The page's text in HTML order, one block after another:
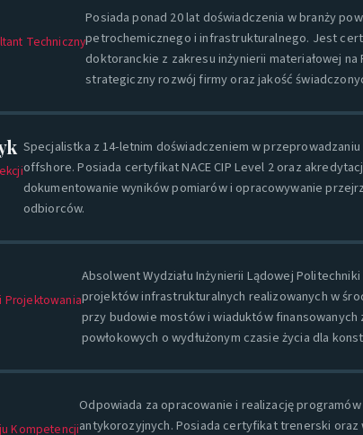
Techniczny
Posiada ponad 20 lat doświadczenia w branży
petrochemicznego i infrastrukturalnego. Jest
doktoranckie z zakresu inżynierii materiałowej
strategiczny rozwój firmy oraz jakość
Specjalistka z 14-letnim doświadczeniem w
offshore. Posiada certyfikat NACE CIP Level 2 oraz
dokumentowanie wyników pomiarów i opracowywanie
odbiorców.
Projektowania
Absolwent Wydziału Inżynierii Lądowej
projektów infrastrukturalnych realizowanych w
przy budowie mostów i wiaduktów
powłokowych o wydłużonym czasie życia dla
Kompetencji
Odpowiada za opracowanie i realizację
antykorozyjnych. Posiada certyfikat trenerski